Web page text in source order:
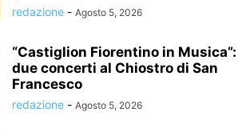
RUBRICHE SPETTACOLI SPORT
redazione - Agosto 5, 2026
“Castiglion Fiorentino in Musica”:
due concerti al Chiostro di San
Francesco
redazione - Agosto 5, 2026